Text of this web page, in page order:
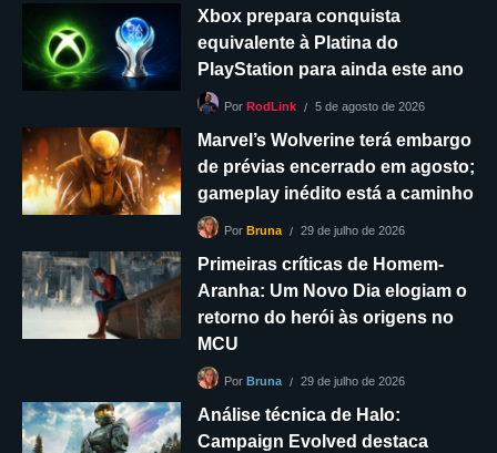
Xbox prepara conquista
equivalente à Platina do
PlayStation para ainda este ano
Por RodLink 5 de agosto de 2026
Marvel’s Wolverine terá embargo
de prévias encerrado em agosto;
gameplay inédito está a caminho
Por Bruna 29 de julho de 2026
Primeiras críticas de Homem-
Aranha: Um Novo Dia elogiam o
retorno do herói às origens no
MCU
Por Bruna 29 de julho de 2026
Análise técnica de Halo:
Campaign Evolved destaca